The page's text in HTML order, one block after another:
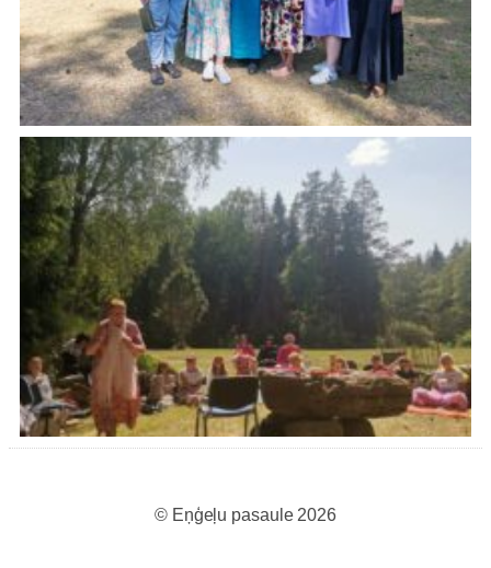
© Eņģeļu pasaule 2026